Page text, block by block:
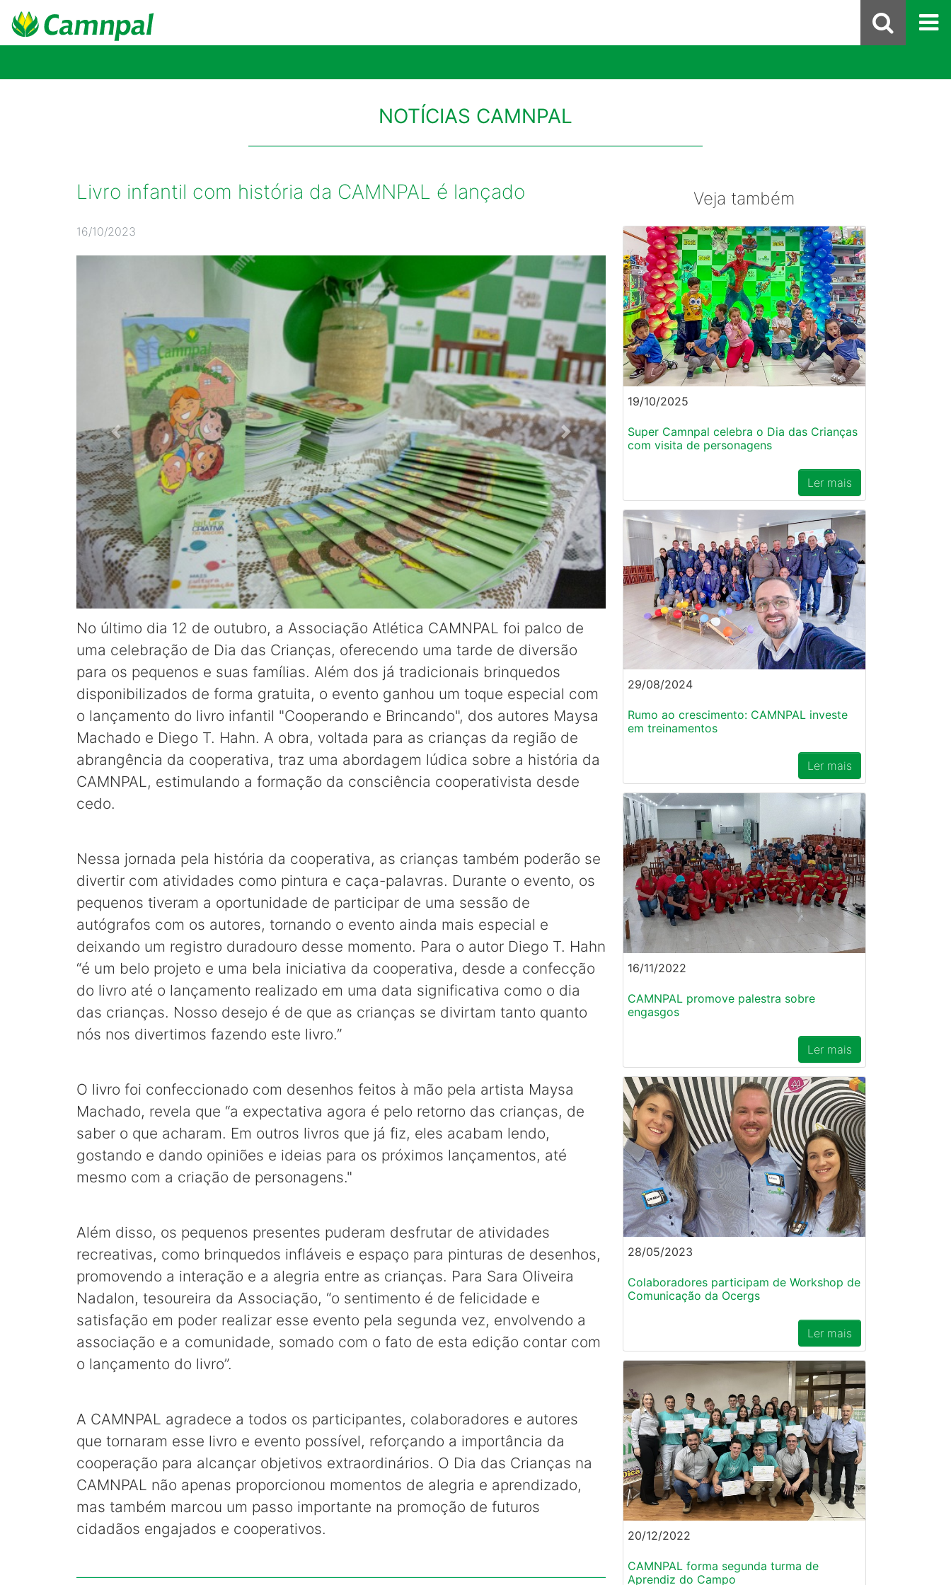
NOTÍCIAS CAMNPAL
Livro infantil com história da CAMNPAL é lançado
16/10/2023
No último dia 12 de outubro, a Associação Atlética CAMNPAL foi palco de
uma celebração de Dia das Crianças, oferecendo uma tarde de diversão
para os pequenos e suas famílias. Além dos já tradicionais brinquedos
disponibilizados de forma gratuita, o evento ganhou um toque especial com
o lançamento do livro infantil "Cooperando e Brincando", dos autores Maysa
Machado e Diego T. Hahn. A obra, voltada para as crianças da região de
abrangência da cooperativa, traz uma abordagem lúdica sobre a história da
CAMNPAL, estimulando a formação da consciência cooperativista desde
cedo.
Nessa jornada pela história da cooperativa, as crianças também poderão se
divertir com atividades como pintura e caça-palavras. Durante o evento, os
pequenos tiveram a oportunidade de participar de uma sessão de
autógrafos com os autores, tornando o evento ainda mais especial e
deixando um registro duradouro desse momento. Para o autor Diego T. Hahn
“é um belo projeto e uma bela iniciativa da cooperativa, desde a confecção
do livro até o lançamento realizado em uma data significativa como o dia
das crianças. Nosso desejo é de que as crianças se divirtam tanto quanto
nós nos divertimos fazendo este livro.”
O livro foi confeccionado com desenhos feitos à mão pela artista Maysa
Machado, revela que “a expectativa agora é pelo retorno das crianças, de
saber o que acharam. Em outros livros que já fiz, eles acabam lendo,
gostando e dando opiniões e ideias para os próximos lançamentos, até
mesmo com a criação de personagens."
Além disso, os pequenos presentes puderam desfrutar de atividades
recreativas, como brinquedos infláveis e espaço para pinturas de desenhos,
promovendo a interação e a alegria entre as crianças. Para Sara Oliveira
Nadalon, tesoureira da Associação, “o sentimento é de felicidade e
satisfação em poder realizar esse evento pela segunda vez, envolvendo a
associação e a comunidade, somado com o fato de esta edição contar com
o lançamento do livro”.
A CAMNPAL agradece a todos os participantes, colaboradores e autores
que tornaram esse livro e evento possível, reforçando a importância da
cooperação para alcançar objetivos extraordinários. O Dia das Crianças na
CAMNPAL não apenas proporcionou momentos de alegria e aprendizado,
mas também marcou um passo importante na promoção de futuros
cidadãos engajados e cooperativos.
Veja também
19/10/2025
Super Camnpal celebra o Dia das Crianças
com visita de personagens
Ler mais
29/08/2024
Rumo ao crescimento: CAMNPAL investe
em treinamentos
Ler mais
16/11/2022
CAMNPAL promove palestra sobre
engasgos
Ler mais
28/05/2023
Colaboradores participam de Workshop de
Comunicação da Ocergs
Ler mais
20/12/2022
CAMNPAL forma segunda turma de
Aprendiz do Campo